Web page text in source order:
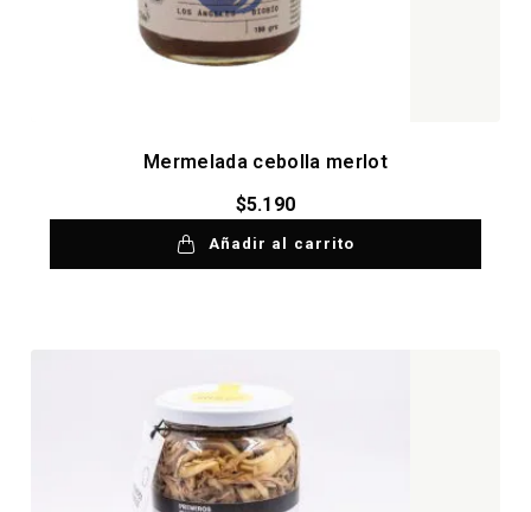
Mermelada cebolla merlot
$5.190
Añadir al carrito